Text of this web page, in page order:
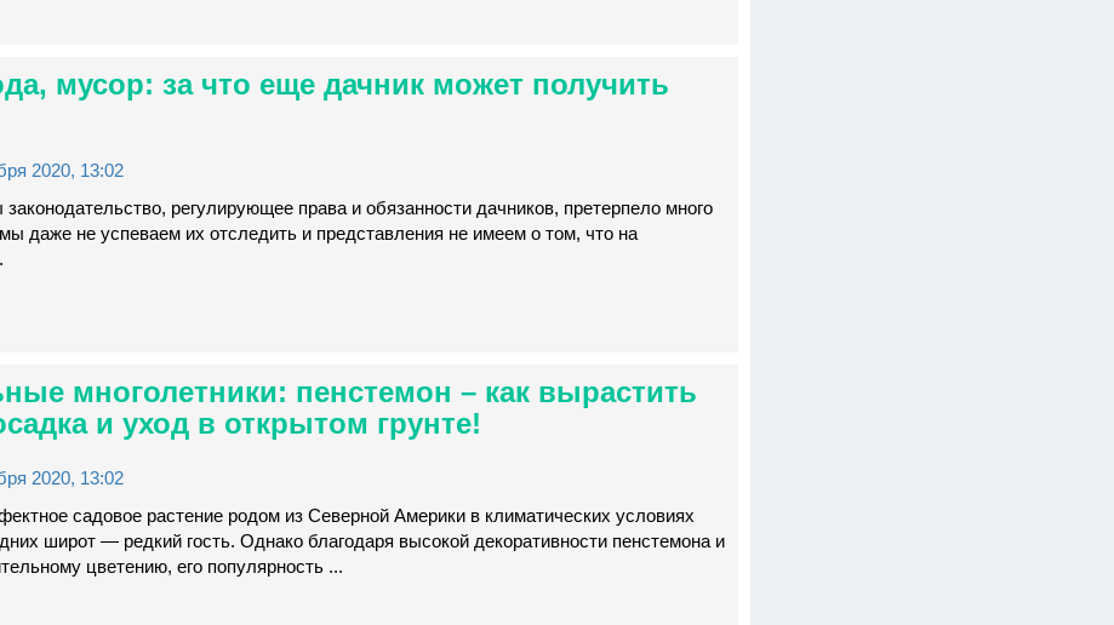
мусор: за что еще дачник может получить
2020, 13:02
регулирующее права и обязанности дачников, претерпело много
даже не успеваем их отследить и представления не имеем о том, что на
многолетники: пенстемон – как вырастить
и уход в открытом грунте!
2020, 13:02
садовое растение родом из Северной Америки в климатических условиях
широт — редкий гость. Однако благодаря высокой декоративности пенстемона и
цветению, его популярность ...